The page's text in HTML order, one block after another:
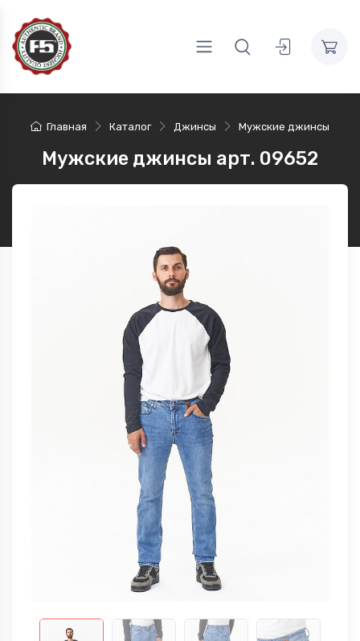
Главная Каталог Джинсы Мужские джинсы
Мужские джинсы арт. 09652